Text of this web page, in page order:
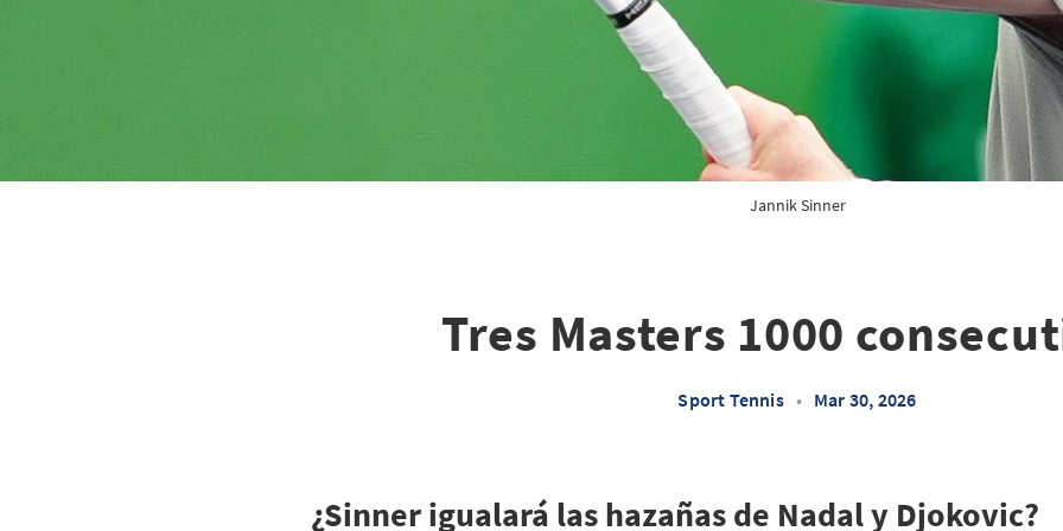
Jannik Sinner
Tres Masters 1000
Sport Tennis • Mar 30, 2026
¿Sinner igualará las hazañas de Nadal y Djokovic?